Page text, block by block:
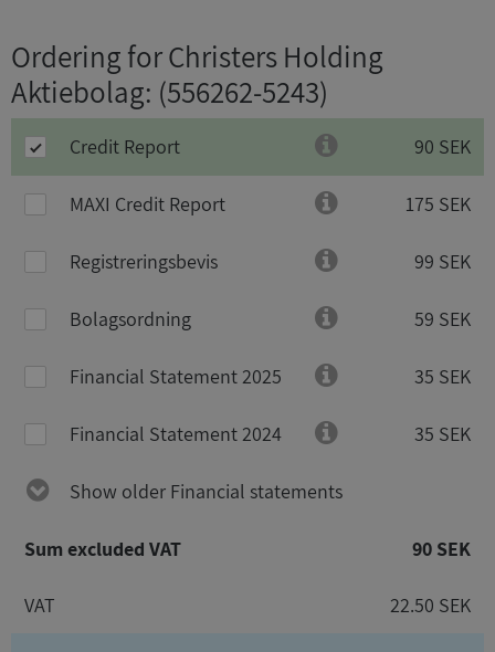
Ordering for Christers Holding
Aktiebolag: (556262-5243)
Credit Report 90 SEK
MAXI Credit Report 175 SEK
Registreringsbevis 99 SEK
Bolagsordning 59 SEK
Financial Statement 2025 35 SEK
Financial Statement 2024 35 SEK
Show older Financial statements
Sum excluded VAT 90 SEK
VAT 22.50 SEK